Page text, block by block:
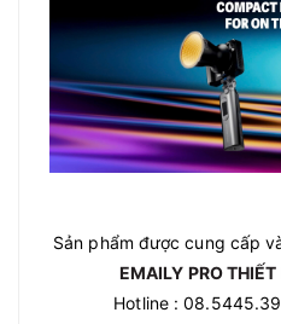
Sản phẩm được cung cấp
EMAILY PRO
Hotline :